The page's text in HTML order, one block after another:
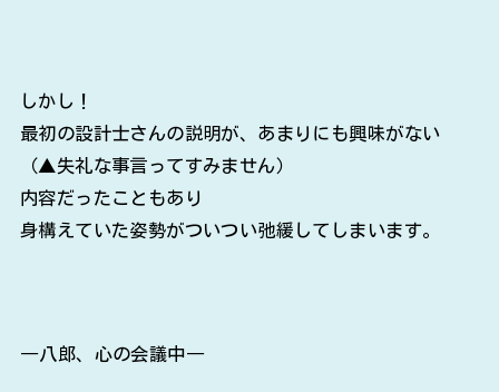
しかし！
最初の設計士さんの説明が、あまりにも興味がない
（▲失礼な事言ってすみません）
内容だったこともあり
身構えていた姿勢がついつい弛緩してしまいます。
―八郎、心の会議中―